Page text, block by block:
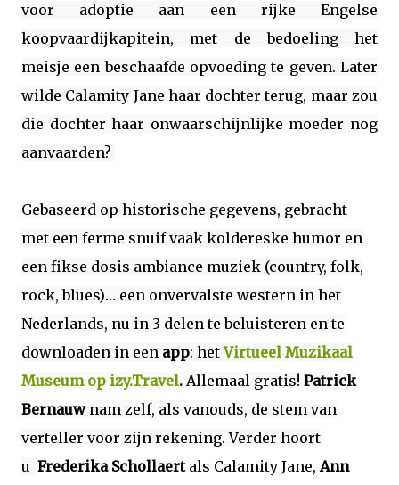
voor adoptie aan een rijke Engelse
koopvaardijkapitein, met de bedoeling het
meisje een beschaafde opvoeding te geven. Later
wilde Calamity Jane haar dochter terug, maar zou
die dochter haar onwaarschijnlijke moeder nog
aanvaarden?
Gebaseerd op historische gegevens, gebracht
met een ferme snuif vaak koldereske humor en
een fikse dosis ambiance muziek (country, folk,
rock, blues)… een onvervalste western in het
Nederlands, nu in 3 delen te beluisteren en te
downloaden in een app: hetVirtueel Muzikaal
Museum op izy.Travel. Allemaal gratis! Patrick
Bernauwnam zelf, als vanouds, de stem van
verteller voor zijn rekening. Verder hoort
u Frederika Schollaertals Calamity Jane,Ann